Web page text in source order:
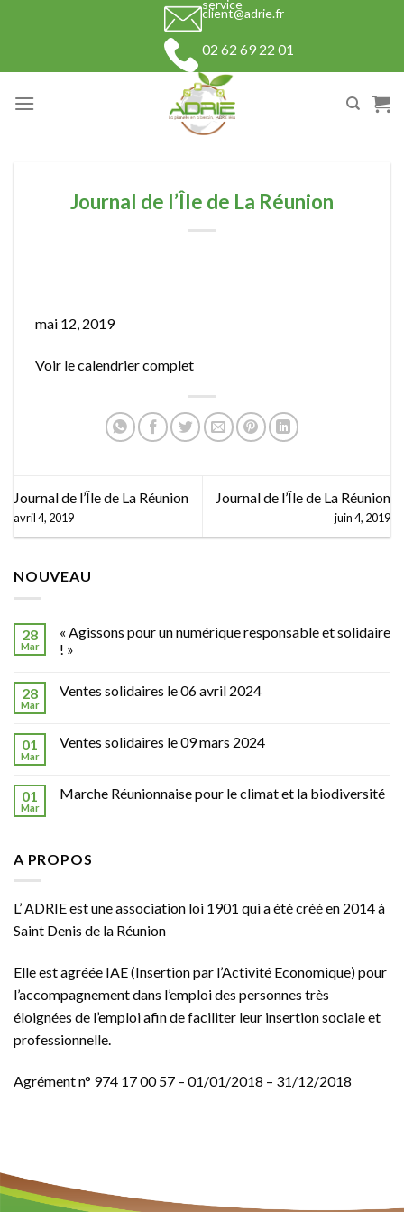
service-
client@adrie.fr
02 62 69 22 01
Journal de l’Île de La Réunion
de
de
mai 12, 2019
Voir le calendrier complet
Journal de l’Île de La Réunion
avril 4, 2019
Journal de l’Île de La Réunion
juin 4, 2019
NOUVEAU
28
Mar
« Agissons pour un numérique responsable et solidaire
! »
28
Mar
Ventes solidaires le 06 avril 2024
01
Mar
Ventes solidaires le 09 mars 2024
01
Mar
Marche Réunionnaise pour le climat et la biodiversité
A PROPOS
L’ ADRIE est une association loi 1901 qui a été créé en 2014 à
Saint Denis de la Réunion
Elle est agréée IAE(Insertion par l’Activité Economique) pour
l’accompagnement dans l’emploi des personnes très
éloignées de l’emploi afin de faciliter leur insertion sociale et
professionnelle.
Agrément n° 974 17 00 57 – 01/01/2018 – 31/12/2018